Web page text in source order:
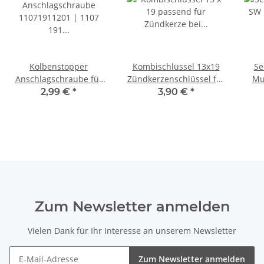
Kolbenstopper
Anschlagschraube für
Motoren wie Kettensäge,
2,99 € *
Kombischlüssel 13x19
Zündkerzenschlüssel für
Motorsäge
3,90 € *
Zum Newsletter anmelden
Vielen Dank für Ihr Interesse an unserem Newsletter
Zum Newsletter anmelden